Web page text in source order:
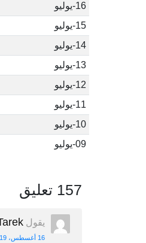
16-يوليو
15-يوليو
14-يوليو
13-يوليو
12-يوليو
11-يوليو
10-يوليو
09-يوليو
157 تعليق
يقول
16 أغسطس، 2019 الساعة 2:53 ص